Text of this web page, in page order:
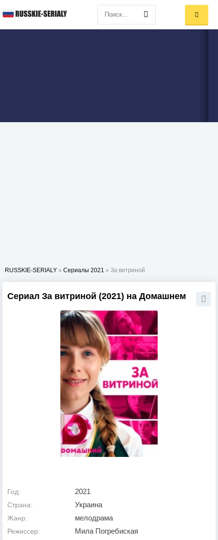
RUSSKIE-SERIALY » Сериалы 2021 » За витриной
Сериал За витриной (2021) на Домашнем
Год: 2021
Страна: Украина
Жанр: мелодрама
Режиссер: Мила Погребиская